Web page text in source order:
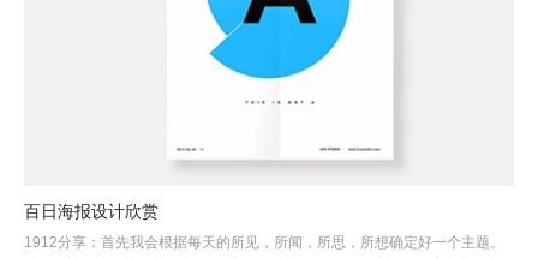
百日海报设计欣赏
1912分享：首先我会根据每天的所见，所闻，所思，所想确定好一个主题。